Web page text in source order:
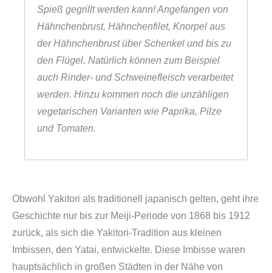
Spieß gegrillt werden kann! Angefangen von
Hähnchenbrust, Hähnchenfilet, Knorpel aus
der Hähnchenbrust über Schenkel und bis zu
den Flügel. Natürlich können zum Beispiel
auch Rinder- und Schweinefleisch verarbeitet
werden. Hinzu kommen noch die unzähligen
vegetarischen Varianten wie Paprika, Pilze
und Tomaten.
Obwohl Yakitori als traditionell japanisch gelten, geht ihre
Geschichte nur bis zur Meiji-Periode von 1868 bis 1912
zurück, als sich die Yakitori-Tradition aus kleinen
Imbissen, den Yatai, entwickelte. Diese Imbisse waren
hauptsächlich in großen Städten in der Nähe von